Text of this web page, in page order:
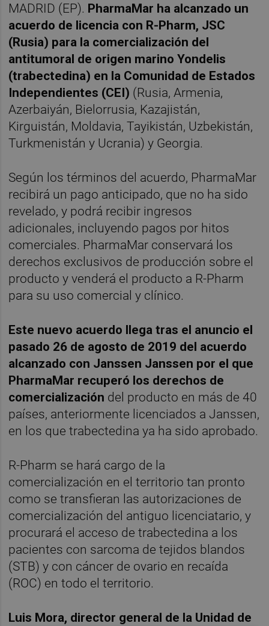
MADRID (EP). PharmaMar ha alcanzado un
acuerdo de licencia con R-Pharm, JSC
(Rusia) para la comercialización del
antitumoral de origen marino Yondelis
(trabectedina) en la Comunidad de Estados
Independientes (CEI) (Rusia, Armenia,
Azerbaiyán, Bielorrusia, Kazajistán,
Kirguistán, Moldavia, Tayikistán, Uzbekistán,
Turkmenistán y Ucrania) y Georgia.
Según los términos del acuerdo, PharmaMar
recibirá un pago anticipado, que no ha sido
revelado, y podrá recibir ingresos
adicionales, incluyendo pagos por hitos
comerciales. PharmaMar conservará los
derechos exclusivos de producción sobre el
producto y venderá el producto a R-Pharm
para su uso comercial y clínico.
Este nuevo acuerdo llega tras el anuncio el
pasado 26 de agosto de 2019 del acuerdo
alcanzado con Janssen Janssen por el que
PharmaMar recuperó los derechos de
comercialización del producto en más de 40
países, anteriormente licenciados a Janssen,
en los que trabectedina ya ha sido aprobado.
R-Pharm se hará cargo de la
comercialización en el territorio tan pronto
como se transfieran las autorizaciones de
comercialización del antiguo licenciatario, y
procurará el acceso de trabectedina a los
pacientes con sarcoma de tejidos blandos
(STB) y con cáncer de ovario en recaída
(ROC) en todo el territorio.
Luis Mora, director general de la Unidad de